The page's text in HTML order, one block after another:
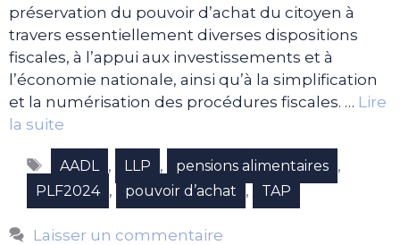
préservation du pouvoir d’achat du citoyen à
travers essentiellement diverses dispositions
fiscales, à l’appui aux investissements et à
l’économie nationale, ainsi qu’à la simplification
et la numérisation des procédures fiscales. … Lire
la suite
Étiquettes
AADL , LLP , pensions alimentaires ,
PLF2024 , pouvoir d’achat , TAP
Laisser un commentaire